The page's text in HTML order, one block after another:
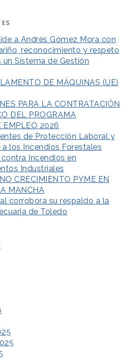
a Andrés Gómez Mora con
reconocimiento y respeto
un Sistema de Gestión
DE MÁQUINAS (UE)
PARA LA CONTRATACIÓN
DEL PROGRAMA
EMPLEO 2026
de Protección Laboral y
los Incendios Forestales
Incendios en
Industriales
CRECIMIENTO PYME EN
MANCHA
corrobora su respaldo a la
de Toledo